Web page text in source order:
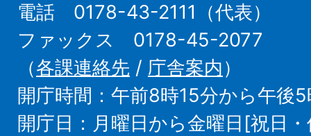
電話 0178-43-2111（代表）
ファックス 0178-45-2077
（各課連絡先 / 庁舎案内）
開庁時間：午前8時15分から午後5
開庁日：月曜日から金曜日[祝日